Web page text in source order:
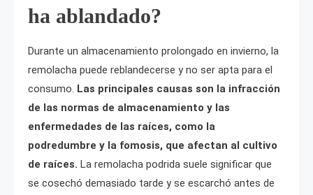
ha ablandado?
Durante un almacenamiento prolongado en invierno, la
remolacha puede reblandecerse y no ser apta para el
consumo. Las principales causas son la infracción
de las normas de almacenamiento y las
enfermedades de las raíces, como la
podredumbre y la fomosis, que afectan al cultivo
de raíces. La remolacha podrida suele significar que
se cosechó demasiado tarde y se escarchó antes de